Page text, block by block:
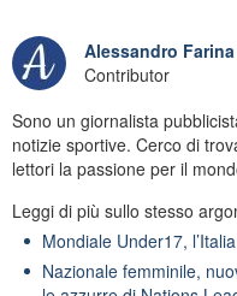
Alessandro Farina
Contributor
Sono un giornalista
notizie sportive. Cerco di
lettori la passione per il
Leggi di più sullo stesso
Mondiale Under17,
Nazionale femminile,